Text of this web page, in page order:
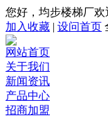
您好，均步楼梯厂
加入收藏 | 设问首页
网站首页
关于我们
新闻资讯
产品中心
招商加盟